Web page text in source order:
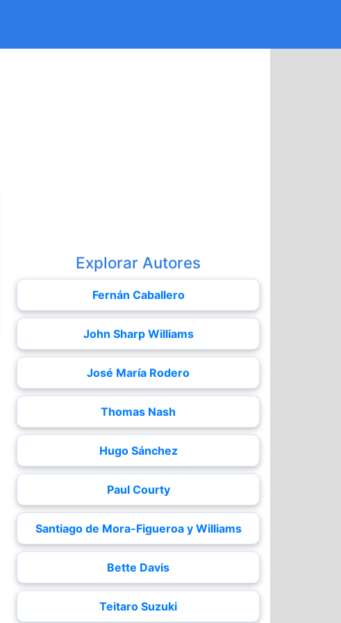
Explorar Autores
Fernán Caballero
John Sharp Williams
José María Rodero
Thomas Nash
Hugo Sánchez
Paul Courty
Santiago de Mora-Figueroa y Williams
Bette Davis
Teitaro Suzuki